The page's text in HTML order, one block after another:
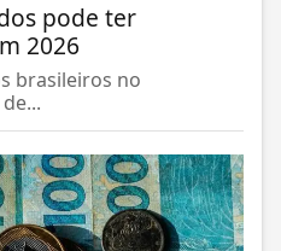
pode ter
2026
brasileiros no